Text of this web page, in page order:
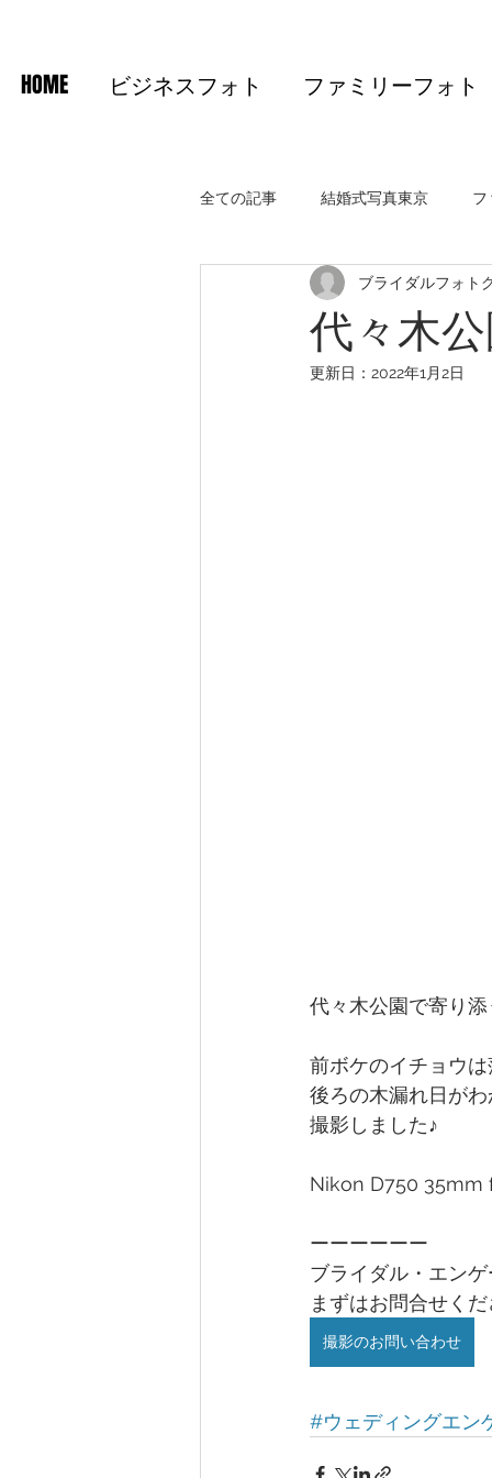
HOME ビジネスフォト ファミリーフォト
全ての記事 結婚式写真東京 フ
代々木
ブライダルフォト
更新日： 2022年1月2日
代々木公園で寄り
前ボケのイチョウ
後ろの木漏れ日が
撮影しました♪
Nikon D750 35mm
ーーーーーー
ブライダル・エン
まずはお問合せく
撮影のお問い合わせ
#ウェディングエン